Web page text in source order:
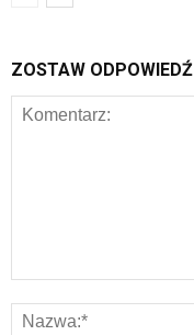
ZOSTAW ODPOWIEDŹ